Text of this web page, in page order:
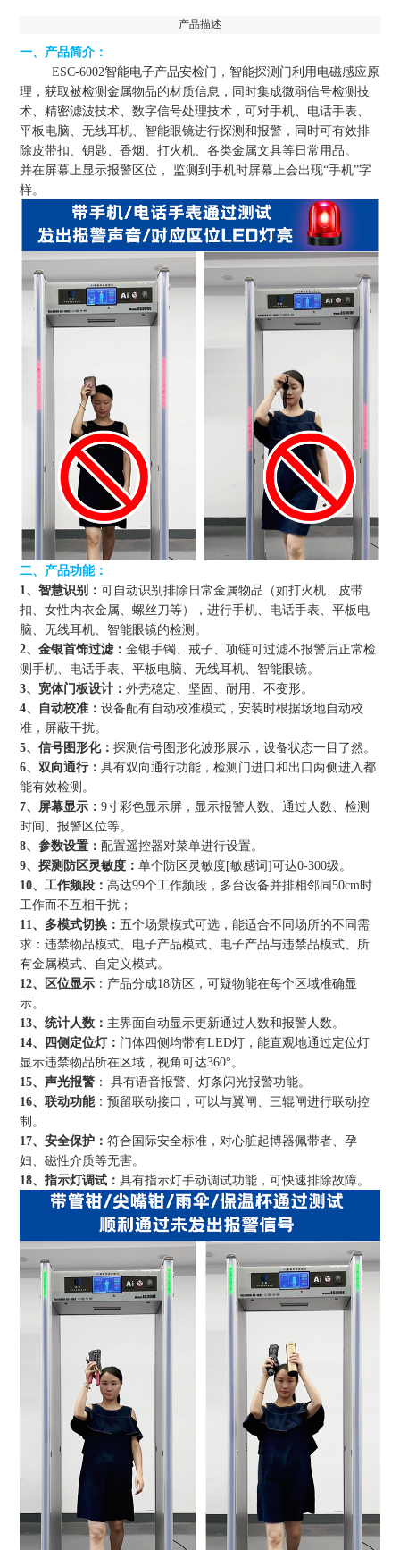
产品描述
一、产品简介：
ESC-6002智能电子产品安检门，智能探测门利用电磁感应原
理，获取被检测金属物品的材质信息，同时集成微弱信号检测技
术、精密滤波技术、数字信号处理技术，可对手机、电话手表、
平板电脑、无线耳机、智能眼镜进行探测和报警，同时可有效排
除皮带扣、钥匙、香烟、打火机、各类金属文具等日常用品。
并在屏幕上显示报警区位， 监测到手机时屏幕上会出现“手机”字
样。
二、产品功能：
1、智慧识别：可自动识别排除日常金属物品（如打火机、皮带
扣、女性内衣金属、螺丝刀等），进行手机、电话手表、平板电
脑、无线耳机、智能眼镜的检测。
2、金银首饰过滤：金银手镯、戒子、项链可过滤不报警后正常检
测手机、电话手表、平板电脑、无线耳机、智能眼镜。
3、宽体门板设计：外壳稳定、坚固、耐用、不变形。
4、自动校准：设备配有自动校准模式，安装时根据场地自动校
准，屏蔽干扰。
5、信号图形化：探测信号图形化波形展示，设备状态一目了然。
6、双向通行：具有双向通行功能，检测门进口和出口两侧进入都
能有效检测。
7、屏幕显示：9寸彩色显示屏，显示报警人数、通过人数、检测
时间、报警区位等。
8、参数设置：配置遥控器对菜单进行设置。
9、探测防区灵敏度：单个防区灵敏度[敏感词]可达0-300级。
10、工作频段：高达99个工作频段，多台设备并排相邻同50cm时
工作而不互相干扰；
11、多模式切换：五个场景模式可选，能适合不同场所的不同需
求：违禁物品模式、电子产品模式、电子产品与违禁品模式、所
有金属模式、自定义模式。
12、区位显示 ：产品分成18防区，可疑物能在每个区域准确显
示。
13、统计人数： 主界面自动显示更新通过人数和报警人数。
14、四侧定位灯： 门体四侧均带有LED灯，能直观地通过定位灯
显示违禁物品所在区域，视角可达360°。
15、声光报警 ： 具有语音报警、灯条闪光报警功能。
16、联动功能：预留联动接口，可以与翼闸、三辊闸进行联动控
制。
17、安全保护：符合国际安全标准，对心脏起博器佩带者、孕
妇、磁性介质等无害。
18、指示灯调试：具有指示灯手动调试功能，可快速排除故障。